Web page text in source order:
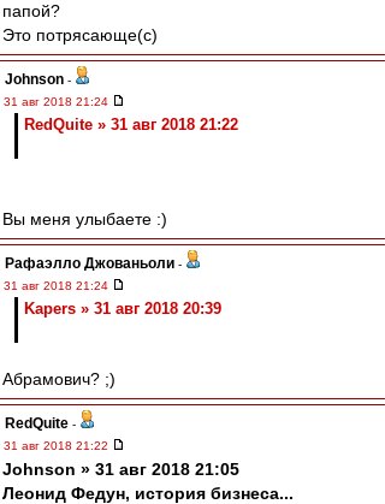
папой?
Это потрясающе(с)
Johnson -
31 авг 2018 21:24
RedQuite » 31 авг 2018 21:22
Вы меня улыбаете :)
Рафаэлло Джованьоли -
31 авг 2018 21:24
Kapers » 31 авг 2018 20:39
Абрамович? ;)
RedQuite -
31 авг 2018 21:22
Johnson » 31 авг 2018 21:05
Леонид Федун, история бизнеса...